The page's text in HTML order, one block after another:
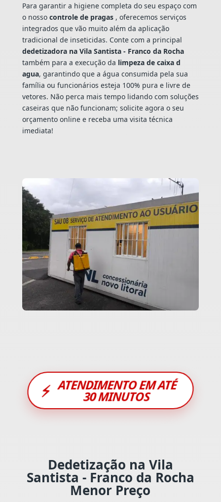
Para garantir a higiene completa do seu espaço com
o nosso controle de pragas , oferecemos serviços
integrados que vão muito além da aplicação
tradicional de inseticidas. Conte com a principal
dedetizadora na Vila Santista - Franco da Rocha
também para a execução da limpeza de caixa d
agua, garantindo que a água consumida pela sua
família ou funcionários esteja 100% pura e livre de
vetores. Não perca mais tempo lidando com soluções
caseiras que não funcionam; solicite agora o seu
orçamento online e receba uma visita técnica
imediata!
⚡ ATENDIMENTO EM ATÉ
30 MINUTOS
Dedetização na Vila
Santista - Franco da Rocha
Menor Preço